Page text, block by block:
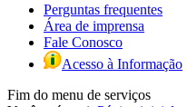
Perguntas frequentes
Área de imprensa
Fale Conosco
Acesso à Informação
Fim do menu de serviços